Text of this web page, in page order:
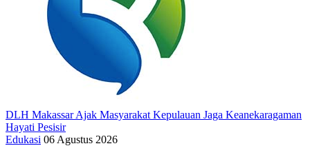
DLH Makassar Ajak Masyarakat Kepulauan Jaga Keanekaragaman
Hayati Pesisir
Edukasi 06 Agustus 2026